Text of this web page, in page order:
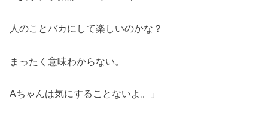
人のことバカにして楽しいのかな？
まったく意味わからない。
Aちゃんは気にすることないよ。」